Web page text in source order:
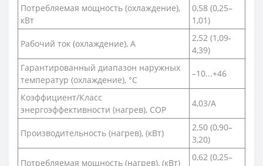
Потребляемая мощность (охлаждение),
кВт
0,58 (0,25–
1,01)
Рабочий ток (охлаждение), А
2,52 (1,09-
4,39)
Гарантированный диапазон наружных
температур (охлаждение), °С
–10...+46
Коэффициент/Класс
энергоэффективности (нагрев), COP
4,03/A
Производительность (нагрев), (кВт)
2,50 (0,90–
3,20)
Потребляемая мощность (нагрев), (кВт)
0,62 (0,25–